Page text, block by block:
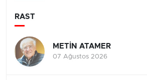
RAST
METİN ATAMER
07 Ağustos 2026